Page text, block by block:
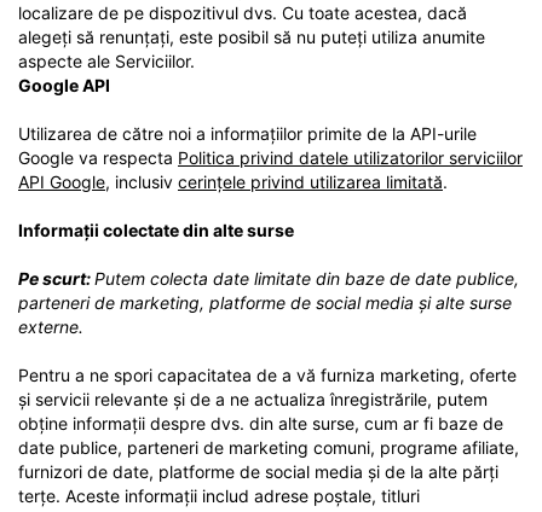
localizare de pe dispozitivul dvs. Cu toate acestea, dacă
alegeți să renunțați, este posibil să nu puteți utiliza anumite
aspecte ale Serviciilor.
Google API
Utilizarea de către noi a informațiilor primite de la API-urile
Google va respecta Politica privind datele utilizatorilor serviciilor
API Google, inclusiv cerințele privind utilizarea limitată.
Informații colectate din alte surse
Pe scurt:Putem colecta date limitate din baze de date publice,
parteneri de marketing, platforme de social media și alte surse
externe.
Pentru a ne spori capacitatea de a vă furniza marketing, oferte
și servicii relevante și de a ne actualiza înregistrările, putem
obține informații despre dvs. din alte surse, cum ar fi baze de
date publice, parteneri de marketing comuni, programe afiliate,
furnizori de date, platforme de social media și de la alte părți
terțe. Aceste informații includ adrese poștale, titluri